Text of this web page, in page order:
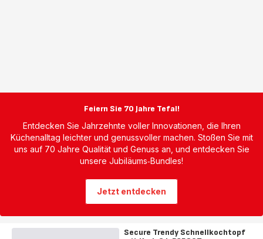
Feiern Sie 70 Jahre Tefal!
Entdecken Sie Jahrzehnte voller Innovationen, die Ihren
Küchenalltag leichter und genussvoller machen. Stoßen Sie mit
uns auf 70 Jahre Qualität und Genuss an, und entdecken Sie
unsere Jubiläums‑Bundles!
Jetzt entdecken
Secure Trendy Schnellkochtopf